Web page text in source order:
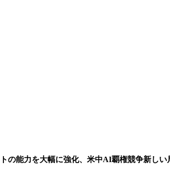
の能力を大幅に強化、米中AI覇権競争新しい